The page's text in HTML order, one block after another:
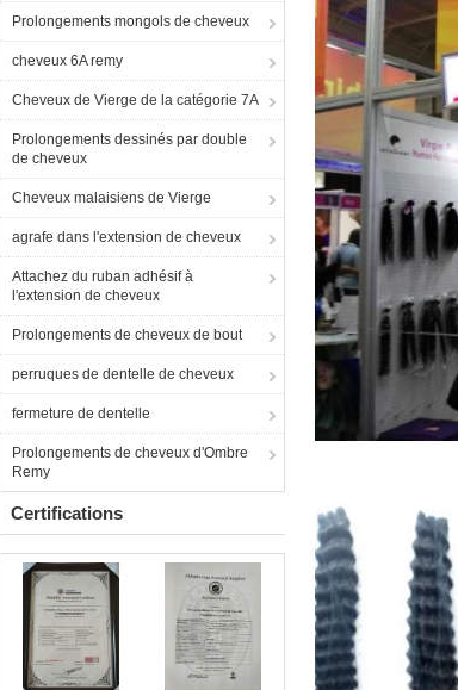
Prolongements mongols de cheveux
cheveux 6A remy
Cheveux de Vierge de la catégorie 7A
Prolongements dessinés par double
de cheveux
Cheveux malaisiens de Vierge
agrafe dans l'extension de cheveux
Attachez du ruban adhésif à
l'extension de cheveux
Prolongements de cheveux de bout
perruques de dentelle de cheveux
fermeture de dentelle
Prolongements de cheveux d'Ombre
Remy
Certifications